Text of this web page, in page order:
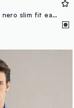
Camicia in misto cotone nero slim fit easy iron